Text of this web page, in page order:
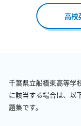
高校
千葉県立船橋東高等学
に該当する場合は、以
題集です。